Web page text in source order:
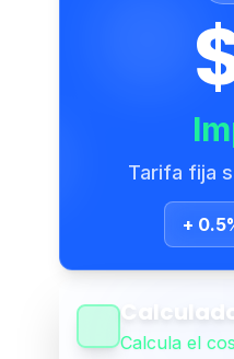
Tarifa fija
+
Calcula el